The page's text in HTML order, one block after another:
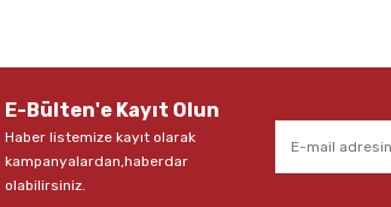
E-Bülten'e Kayıt Olun
Haber listemize kayıt olarak
kampanyalardan,haberdar
olabilirsiniz.